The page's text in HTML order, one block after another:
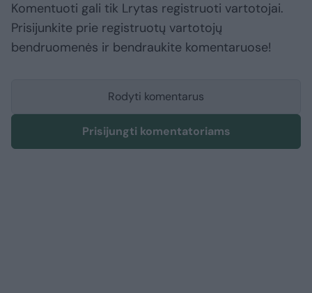
Komentuoti gali tik Lrytas registruoti vartotojai.
Prisijunkite prie registruotų vartotojų
bendruomenės ir bendraukite komentaruose!
Rodyti komentarus
Prisijungti komentatoriams